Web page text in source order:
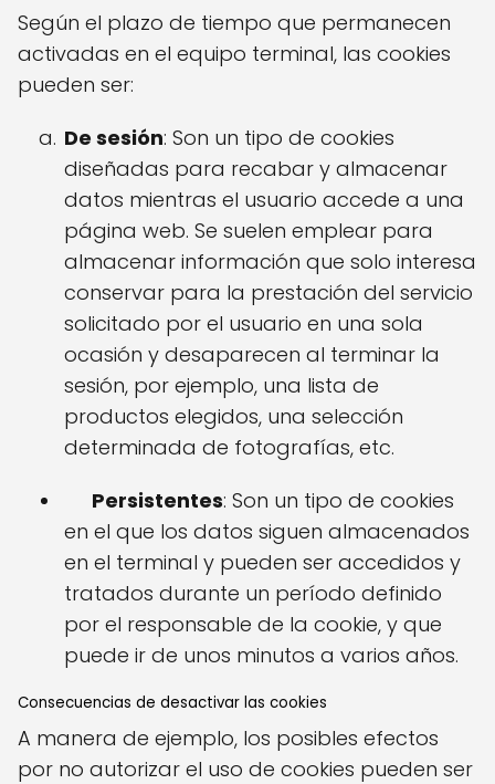
Según el plazo de tiempo que permanecen
activadas en el equipo terminal, las cookies
pueden ser:
De sesión: Son un tipo de cookies
diseñadas para recabar y almacenar
datos mientras el usuario accede a una
página web. Se suelen emplear para
almacenar información que solo interesa
conservar para la prestación del servicio
solicitado por el usuario en una sola
ocasión y desaparecen al terminar la
sesión, por ejemplo, una lista de
productos elegidos, una selección
determinada de fotografías, etc.
Persistentes: Son un tipo de cookies
en el que los datos siguen almacenados
en el terminal y pueden ser accedidos y
tratados durante un período definido
por el responsable de la cookie, y que
puede ir de unos minutos a varios años.
Consecuencias de desactivar las cookies
A manera de ejemplo, los posibles efectos
por no autorizar el uso de cookies pueden ser